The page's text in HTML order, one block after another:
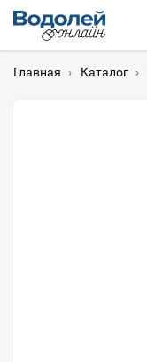
Главная › Каталог ›